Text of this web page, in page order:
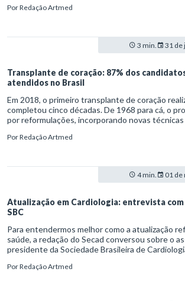
na forma aguda quase dobraram, chegando a
PorRedação Artmed
3 min. 31 de
Transplante de coração: 87% dos
atendidos no Brasil
Em 2018, o primeiro transplante de coração
completou cinco décadas. De 1968 para cá, o
por reformulações, incorporando novas
da cirurgia são atendidos e recebem um novo
PorRedação Artmed
4 min. 01 de
Atualização em Cardiologia: entrevista
SBC
Para entendermos melhor como a atualização
saúde, a redação do Secad conversou sobre o
presidente da Sociedade Brasileira de
para o aprimoramento constante de
PorRedação Artmed